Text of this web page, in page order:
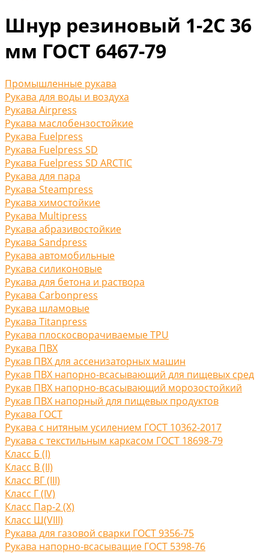
Шнур резиновый 1-2С 36
мм ГОСТ 6467-79
Промышленные рукава
Рукава для воды и воздуха
Рукава Airpress
Рукава маслобензостойкие
Рукава Fuelpress
Рукава Fuelpress SD
Рукава Fuelpress SD ARCTIC
Рукава для пара
Рукава Steampress
Рукава химостойкие
Рукава Multipress
Рукава абразивостойкие
Рукава Sandpress
Рукава автомобильные
Рукава силиконовые
Рукава для бетона и раствора
Рукава Carbonpress
Рукава шламовые
Рукава Titanpress
Рукава плоскосворачиваемые TPU
Рукава ПВХ
Рукав ПВХ для ассенизаторных машин
Рукав ПВХ напорно-всасывающий для пищевых сред
Рукав ПВХ напорно-всасывающий морозостойкий
Рукав ПВХ напорный для пищевых продуктов
Рукава ГОСТ
Рукава с нитяным усилением ГОСТ 10362-2017
Рукава с текстильным каркасом ГОСТ 18698-79
Класс Б (I)
Класс В (II)
Класс ВГ (III)
Класс Г (IV)
Класс Пар-2 (X)
Класс Ш(VIII)
Рукава для газовой сварки ГОСТ 9356-75
Рукава напорно-всасыващие ГОСТ 5398-76